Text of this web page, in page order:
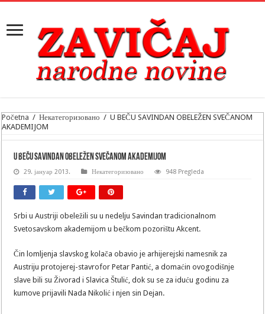
Početna / Некатегоризовано / U BEČU SAVINDAN OBELEŽEN SVEČANOM
AKADEMIJOM
U BEČU SAVINDAN OBELEŽEN SVEČANOM AKADEMIJOM
29. јануар 2013. Некатегоризовано 948 Pregleda
Srbi u Austriji obeležili su u nedelju Savindan tradicionalnom
Svetosavskom akademijom u bečkom pozorištu Akcent.
Čin lomljenja slavskog kolača obavio je arhijerejski namesnik za
Austriju protojerej-stavrofor Petar Pantić, a domaćin ovogodišnje
slave bili su Živorad i Slavica Štulić, dok su se za iduću godinu za
kumove prijavili Nada Nikolić i njen sin Dejan.